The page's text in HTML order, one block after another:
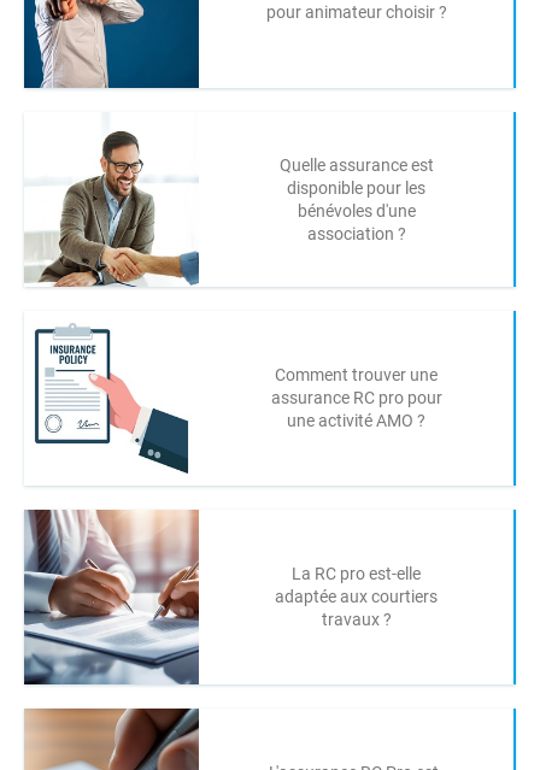
pour animateur choisir ?
Quelle assurance est
disponible pour les
bénévoles d'une
association ?
Comment trouver une
assurance RC pro pour
une activité AMO ?
La RC pro est-elle
adaptée aux courtiers
travaux ?